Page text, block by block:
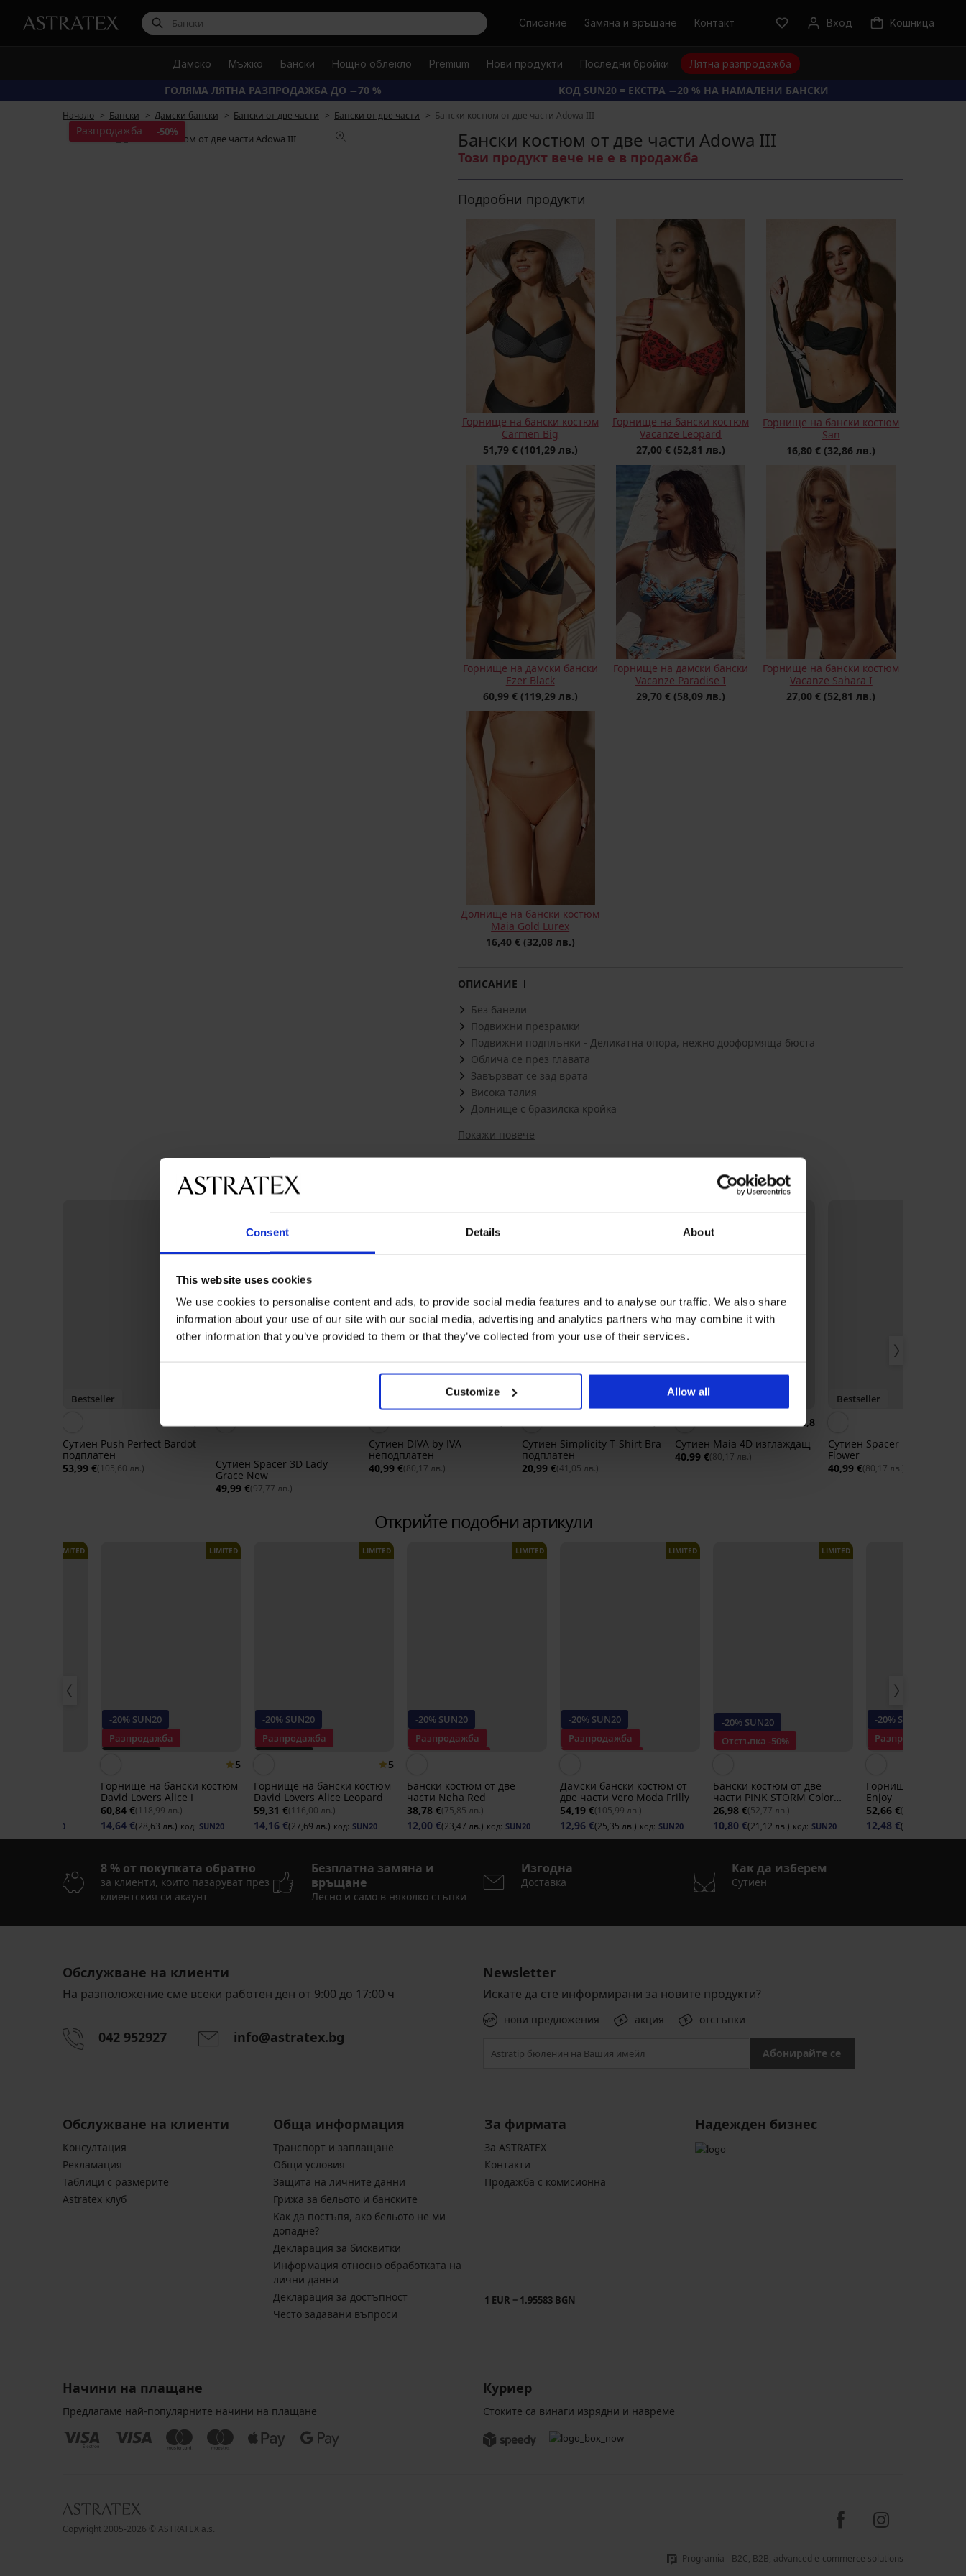
Consent Details About
This website uses cookies
We use cookies to personalise content and ads, to provide social media features and to analyse our traffic. We also share
information about your use of our site with our social media, advertising and analytics partners who may combine it with
other information that you’ve provided to them or that they’ve collected from your use of their services.
Customize Allow all
ТърсиСписание Замяна и връщане Контакт Вход Kошница
Дамско Мъжко Бански Нощно облекло Premium Нови продукти Последни бройки Лятна разпродажба
ГОЛЯМА ЛЯТНА РАЗПРОДАЖБА ДО −70 % КОД SUN20 = ЕКСТРА −20 % НА НАМАЛЕНИ БАНСКИ
Начало Бански Дамски бански Бански от две части Бански от две части Бански костюм от две части Adowa III
Разпродажба -50% Бански костюм от две части Adowa III
Този продукт вече не е в продажба
Подробни продукти
Горнище на бански костюм
Carmen Big
51,79 € (101,29 лв.)
Горнище на бански костюм
Vacanze Leopard
27,00 € (52,81 лв.)
Горнище на бански костюм
San
16,80 € (32,86 лв.)
Горнище на дамски бански
Ezer Black
60,99 € (119,29 лв.)
Горнище на дамски бански
Vacanze Paradise I
29,70 € (58,09 лв.)
Горнище на бански костюм
Vacanze Sahara I
27,00 € (52,81 лв.)
Долнище на бански костюм
Maia Gold Lurex
16,40 € (32,08 лв.)
ОПИСАНИЕ
Без банели
Подвижни презрамки
Подвижни подплънки - Деликатна опора, нежно дооформяща бюста
Облича се през главата
Завързват се зад врата
Висока талия
Долнище с бразилска кройка
Покажи повече
Bestseller
Сутиен Push Perfect Bardot
подплатен
53,99 €(105,60 лв.)
Сутиен Spacer 3D Lady
Grace New
49,99 €(97,77 лв.)
Сутиен DIVA by IVA
неподплатен
40,99 €(80,17 лв.)
Сутиен Simplicity T-Shirt Bra
подплатен
20,99 €(41,05 лв.)
Bestseller
4,8
Сутиен Maia 4D изглаждащ
40,99 €(80,17 лв.)
Bestseller
Сутиен Spacer Delicate
Flower
40,99 €(80,17 лв.)
Открийте подобни артикули
LIMITED
SUN20
-20% SUN20
Разпродажба
LIMITED
5
Горнище на бански костюм
David Lovers Alice I
60,84 €(118,99 лв.)
14,64 €(28,63 лв.) код: SUN20
-20% SUN20
Разпродажба
LIMITED
5
Горнище на бански костюм
David Lovers Alice Leopard
59,31 €(116,00 лв.)
14,16 €(27,69 лв.) код: SUN20
-20% SUN20
Разпродажба
LIMITED
Бански костюм от две
части Neha Red
38,78 €(75,85 лв.)
12,00 €(23,47 лв.) код: SUN20
-20% SUN20
Разпродажба
LIMITED
Дамски бански костюм от
две части Vero Moda Frilly
54,19 €(105,99 лв.)
12,96 €(25,35 лв.) код: SUN20
-20% SUN20
Отстъпка -50%
LIMITED
Бански костюм от две
части PINK STORM Color
Pop Pink
26,98 €(52,77 лв.)
10,80 €(21,12 лв.) код: SUN20
-20% SUN20
Разпродажба
Горнище на дамски
Enjoy
52,66 €(102,99 лв.)
12,48 €(24,41 лв.)
8 % от покупката обратно
за клиенти, които пазаруват през
клиентския си акаунт
Безплатна замяна и
връщане
Лесно и само в няколко стъпки
Изгодна
Доставка
Как да изберем
Сутиен
Обслужване на клиенти
На разположение сме всеки работен ден от 9:00 до 17:00 ч
042 952927 info@astratex.bg
Newsletter
Искате да сте информирани за новите продукти?
нови предложения акция отстъпки
Абонирайте се
Обслужване на клиенти
Консултация
Pекламация
Таблици с размерите
Astratex клуб
Обща информация
Транспорт и заплащане
Общи условия
Защита на личните данни
Грижа за бельото и банските
Kак да постъпя, ако бельото не ми
допадне?
Декларация за бисквитки
Информация относно обработката на
лични данни
Декларация за достъпност
Често задавани въпроси
За фирмата
За ASTRATEX
Контакти
Продажба с комисионна
1 EUR = 1.95583 BGN
Надежден бизнес
Начини на плащане
Предлагаме най-популярните начини на плащане
Куриер
Стоките са винаги изрядни и навреме
Copyright 2005-2026 © ASTRATEX a.s.
Programia - B2C, B2B, advanced e-commerce solutions